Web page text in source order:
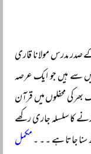
صدر مدرس مولانا قاری
سے ہیں جو ایک عرصہ
کی محفلوں میں قرآن
کا سلسلہ جاری رکھے
جاتا ہے ۔ ۔ ۔ مکمل